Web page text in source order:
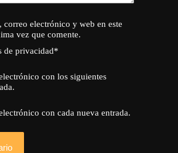
correo electrónico y web en este
vez que comente.
de privacidad*
con los siguientes
con cada nueva entrada.